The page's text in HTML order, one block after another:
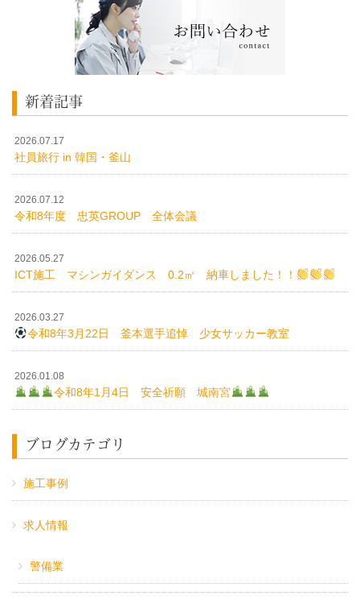
新着記事
2026.07.17
社員旅行 in 韓国・釜山
2026.07.12
令和8年度 忠英GROUP 全体会議
2026.05.27
ICT施工 マシンガイダンス 0.2㎥ 納車しました！！
2026.03.27
令和8年3月22日 釜本選手追悼 少女サッカー教室
2026.01.08
令和8年1月4日 安全祈願 城南宮
ブログカテゴリ
施工事例
求人情報
警備業